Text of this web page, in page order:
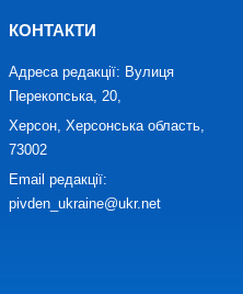
КОНТАКТИ
Адреса редакції: Вулиця
Перекопська, 20,
Херсон, Херсонська область,
73002
Email редакції:
pivden_ukraine@ukr.net